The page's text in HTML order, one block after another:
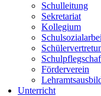
Schulleitung
Sekretariat
Kollegium
Förderverein
Unterricht